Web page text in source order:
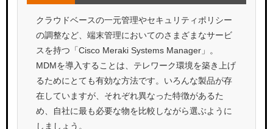
クラウドベースの一元管理やセキュリティポリシー
の調整など、端末管理においてのさまざまなサービ
スを持つ「Cisco Meraki Systems Manager」。
MDMを導入することは、テレワーク環境を築き上げ
るためにとても有効な方法です。いろんな製品が存
在していますが、それぞれ異なった特徴があるた
め、自社に最も必要な物を比較しながら選ぶように
しましょう。